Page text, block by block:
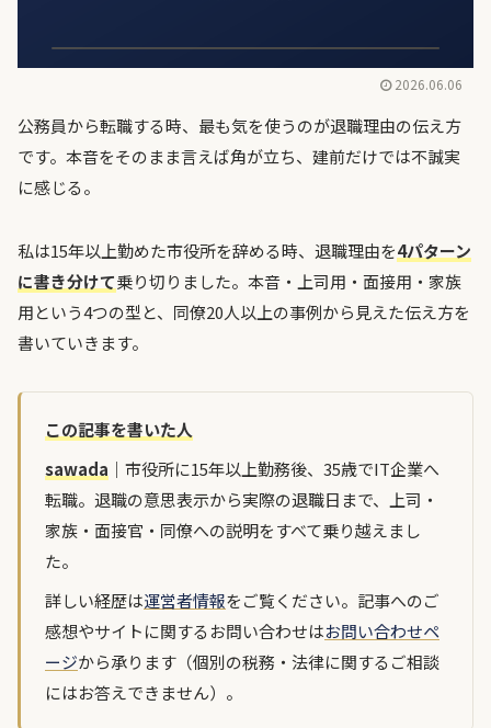
2026.06.06
公務員から転職する時、最も気を使うのが退職理由の伝え方
です。本音をそのまま言えば角が立ち、建前だけでは不誠実
に感じる。
私は15年以上勤めた市役所を辞める時、退職理由を4パターン
に書き分けて乗り切りました。本音・上司用・面接用・家族
用という4つの型と、同僚20人以上の事例から見えた伝え方を
書いていきます。
この記事を書いた人
sawada ｜市役所に15年以上勤務後、35歳でIT企業へ
転職。退職の意思表示から実際の退職日まで、上司・
家族・面接官・同僚への説明をすべて乗り越えまし
た。
詳しい経歴は運営者情報をご覧ください。記事へのご
感想やサイトに関するお問い合わせはお問い合わせペ
ージから承ります（個別の税務・法律に関するご相談
にはお答えできません）。